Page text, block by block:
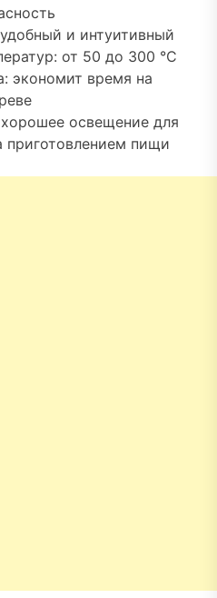
и интуитивный
от 50 до 300 °C
экономит время на
освещение для
приготовлением пищи